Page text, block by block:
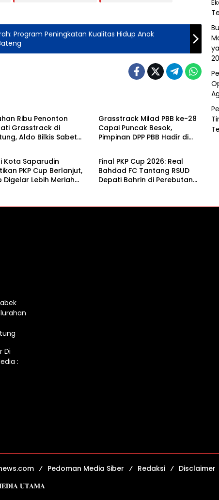
Program Peningkatan Kualitas Hidup Anak
Ribu Penonton
Grasstrack di
Aldo Bilkis Sabet
Grasstrack Milad PBB ke-28
Capai Puncak Besok,
Pimpinan DPP PBB Hadir di
Kota Saparudin
PKP Cup Berlanjut,
Digelar Lebih Meriah
Olahraga
Final PKP Cup 2026: Real
Bahdad FC Tantang RSUD
Depati Bahrin di Perebutan
Di
:
Pedoman Media Siber Redaksi
Disclaimer
𝐌𝐄𝐃𝐈𝐀 𝐔𝐓𝐀𝐌𝐀